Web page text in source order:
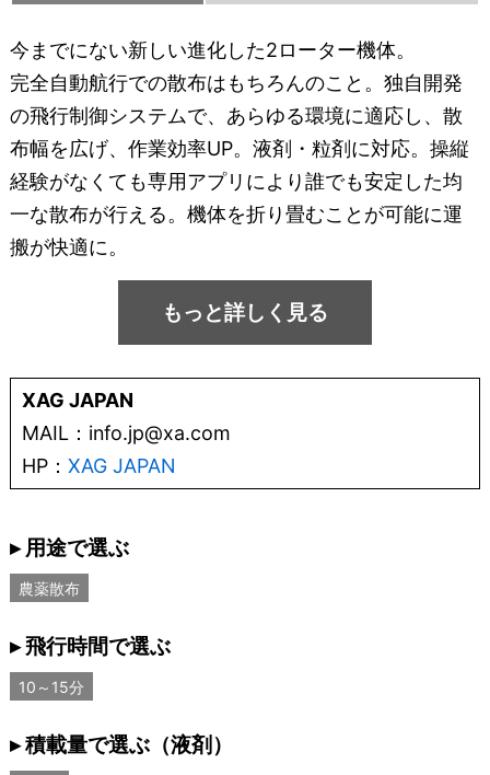
今までにない新しい進化した2ローター機体。
完全自動航行での散布はもちろんのこと。独自開発
の飛行制御システムで、あらゆる環境に適応し、散
布幅を広げ、作業効率UP。液剤・粒剤に対応。操縦
経験がなくても専用アプリにより誰でも安定した均
一な散布が行える。機体を折り畳むことが可能に運
搬が快適に。
もっと詳しく見る
XAG JAPAN
MAIL：info.jp@xa.com
HP： XAG JAPAN
▸ 用途で選ぶ
農薬散布
▸ 飛行時間で選ぶ
10～15分
▸ 積載量で選ぶ（液剤）